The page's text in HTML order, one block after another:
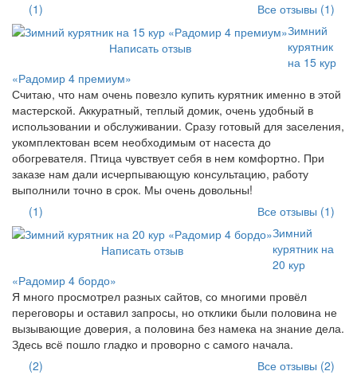
(1)
Все отзывы (1)
Написать отзыв
Зимний
курятник
на 15 кур
«Радомир 4 премиум»
Считаю, что нам очень повезло купить курятник именно в этой
мастерской. Аккуратный, теплый домик, очень удобный в
использовании и обслуживании. Сразу готовый для заселения,
укомплектован всем необходимым от насеста до
обогревателя. Птица чувствует себя в нем комфортно. При
заказе нам дали исчерпывающую консультацию, работу
выполнили точно в срок. Мы очень довольны!
(1)
Все отзывы (1)
Написать отзыв
Зимний
курятник на
20 кур
«Радомир 4 бордо»
Я много просмотрел разных сайтов, со многими провёл
переговоры и оставил запросы, но отклики были половина не
вызывающие доверия, а половина без намека на знание дела.
Здесь всё пошло гладко и проворно с самого начала.
(2)
Все отзывы (2)